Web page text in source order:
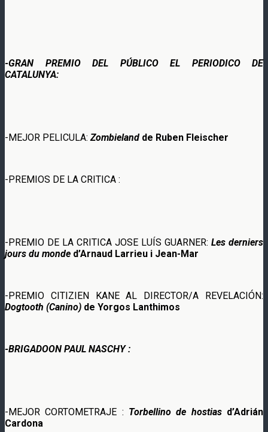
-GRAN PREMIO DEL PÚBLICO EL PERIODICO DE
CATALUNYA:
-MEJOR PELICULA:Zombieland de Ruben Fleischer
-PREMIOS DE LA CRITICA :
-PREMIO DE LA CRITICA JOSE LUÍS GUARNER: Les derniers
jours du monde d’Arnaud Larrieu i Jean-Mar
-PREMIO CITIZIEN KANE AL DIRECTOR/A REVELACIÓN:
Dogtooth (Canino) de Yorgos Lanthimos
-BRIGADOON PAUL NASCHY :
-MEJOR CORTOMETRAJE : Torbellino de hostiasd’Adrián
Cardona